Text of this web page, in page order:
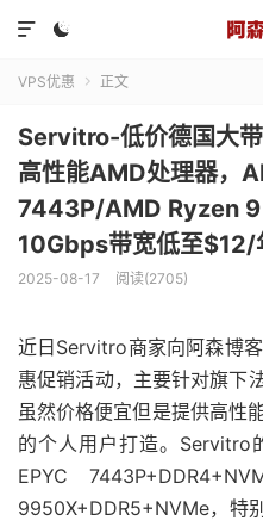


VPS优惠  正文
Servitro-低价德国大
高性能AMD处理器，
7443P/AMD Ryzen
10Gbps带宽低至$12/
2025-08-17 阅读(2705)
近日Servitro商家向阿森博
惠促销活动，主要针对旗下
虽然价格便宜但是提供高性
的个人用户打造。Servitro
EPYC
9950X+DDR5+NVMe，特